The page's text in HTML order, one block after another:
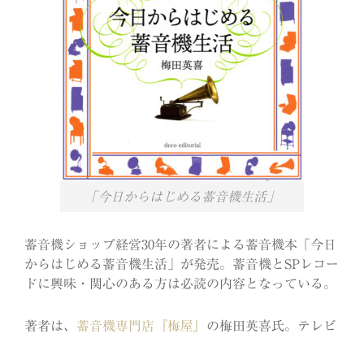
「今日からはじめる蓄音機生活」
蓄音機ショップ経営30年の著者による蓄音機本「今日
からはじめる蓄音機生活」が発売。蓄音機とSPレコー
ドに興味・関心のある方は必読の内容となっている。
著者は、 蓄音機専門店『梅屋』 の梅田英喜氏。テレビ